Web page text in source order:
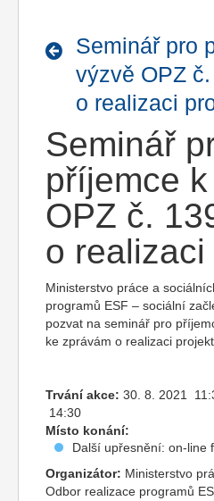
Seminář pro
výzvě OPZ
o realizaci
Seminář
příjemce
OPZ č.
o
Ministerstvo práce a
programů ESF – sociální
pozvat na seminář pro
ke zprávám o realizaci
Trvání akce: 30. 8. 2021
14:30
Místo konání:
Další upřesnění: on-line
Organizátor: Ministerstvo
Odbor realizace programů